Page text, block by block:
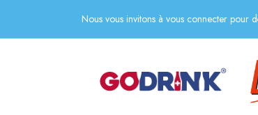
Nous vous invitons à vous connecter pour